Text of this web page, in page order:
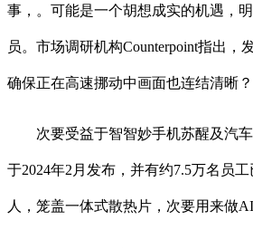
事，。可能是一个胡想成实的机遇，
员。市场调研机构Counterpoint指出，
确保正在高速挪动中画面也连结清晰？
次要受益于智智妙手机苏醒及汽车
于2024年2月发布，并有约7.5万名员
人，笼盖一体式散热片，次要用来做AI